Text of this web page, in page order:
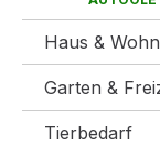
Haus &
Garten &
Tierbedarf